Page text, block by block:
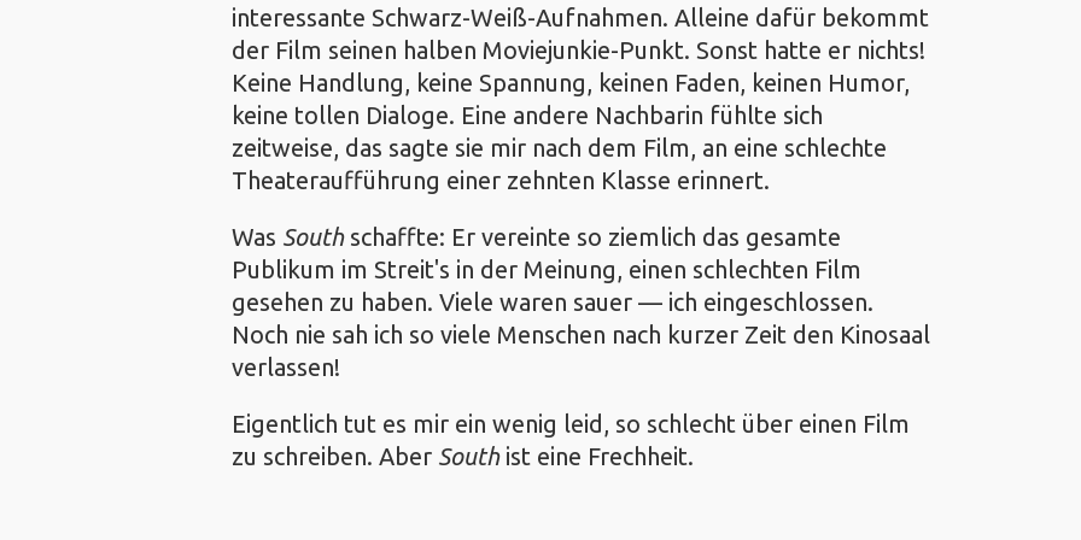
interessante Schwarz-Weiß-Aufnahmen. Alleine dafür bekommt
der Film seinen halben Moviejunkie-Punkt. Sonst hatte er nichts!
Keine Handlung, keine Spannung, keinen Faden, keinen Humor,
keine tollen Dialoge. Eine andere Nachbarin fühlte sich
zeitweise, das sagte sie mir nach dem Film, an eine schlechte
Theateraufführung einer zehnten Klasse erinnert.
Was Southschaffte: Er vereinte so ziemlich das gesamte
Publikum im Streit's in der Meinung, einen schlechten Film
gesehen zu haben. Viele waren sauer — ich eingeschlossen.
Noch nie sah ich so viele Menschen nach kurzer Zeit den Kinosaal
verlassen!
Eigentlich tut es mir ein wenig leid, so schlecht über einen Film
zu schreiben. Aber Southist eine Frechheit.